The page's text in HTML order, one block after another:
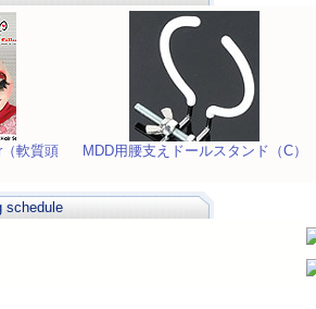
軟質頭
MDD用腰支えドールスタンド（C）
schedule